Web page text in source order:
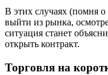
В этих случаях (помня
выйти из рынка,
ситуация станет
открыть контракт.
Торговля на